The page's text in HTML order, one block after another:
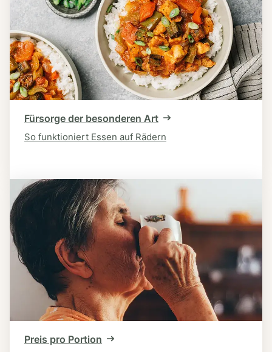
Fürsorge der besonderen Art
So funktioniert Essen auf Rädern
Preis pro Portion